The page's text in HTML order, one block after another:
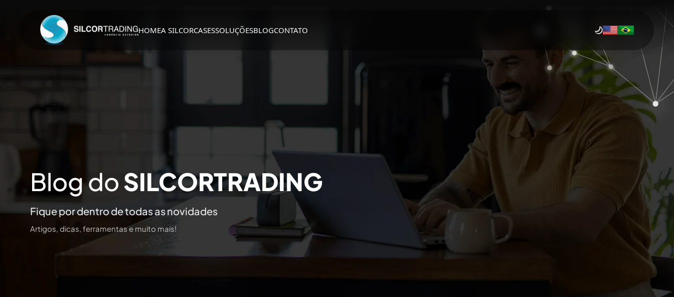
HOMEA SILCORCASESSOLUÇÕESBLOGCONTATO
Blog doSILCORTRADING
Fique por dentro de todas as novidades
Artigos, dicas, ferramentas e muito mais!